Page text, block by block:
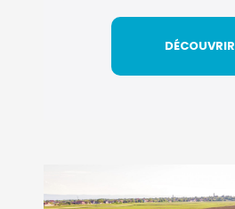
DÉCOUVRIR